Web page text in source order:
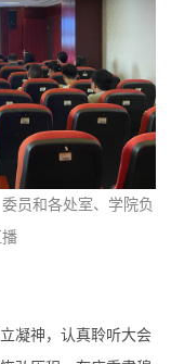
员和各处室、学院负
凝神，认真聆听大会